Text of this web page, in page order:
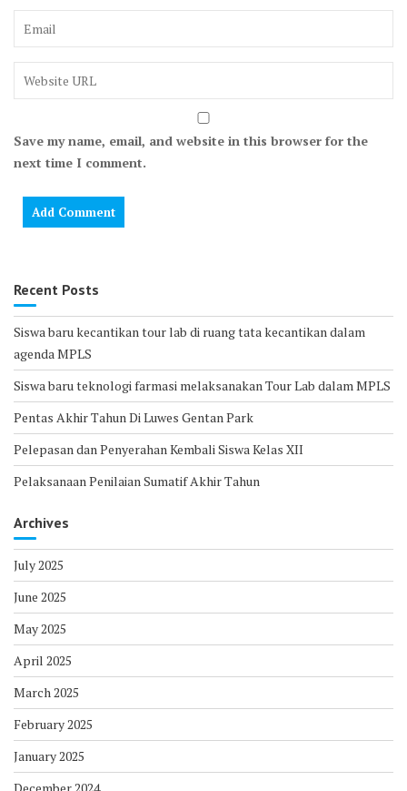
Save my name, email, and website in this browser for the
next time I comment.
Recent Posts
Siswa baru kecantikan tour lab di ruang tata kecantikan dalam
agenda MPLS
Siswa baru teknologi farmasi melaksanakan Tour Lab dalam MPLS
Pentas Akhir Tahun Di Luwes Gentan Park
Pelepasan dan Penyerahan Kembali Siswa Kelas XII
Pelaksanaan Penilaian Sumatif Akhir Tahun
Archives
July 2025
June 2025
May 2025
April 2025
March 2025
February 2025
January 2025